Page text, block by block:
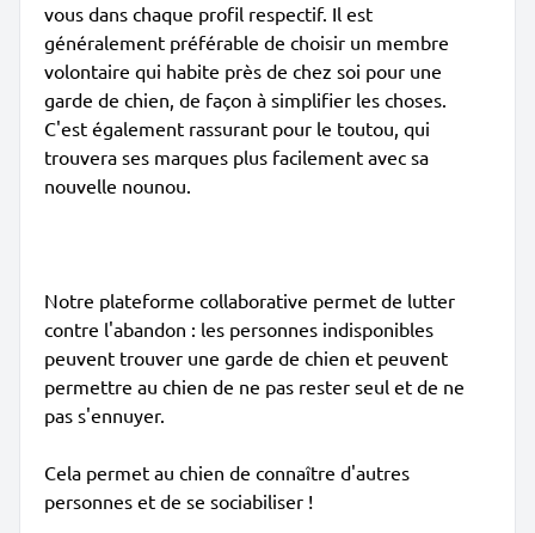
vous dans chaque profil respectif. Il est
généralement préférable de choisir un membre
volontaire qui habite près de chez soi pour une
garde de chien, de façon à simplifier les choses.
C'est également rassurant pour le toutou, qui
trouvera ses marques plus facilement avec sa
nouvelle nounou.
Notre plateforme collaborative permet de lutter
contre l'abandon : les personnes indisponibles
peuvent trouver une garde de chien et peuvent
permettre au chien de ne pas rester seul et de ne
pas s'ennuyer.
Cela permet au chien de connaître d'autres
personnes et de se sociabiliser !